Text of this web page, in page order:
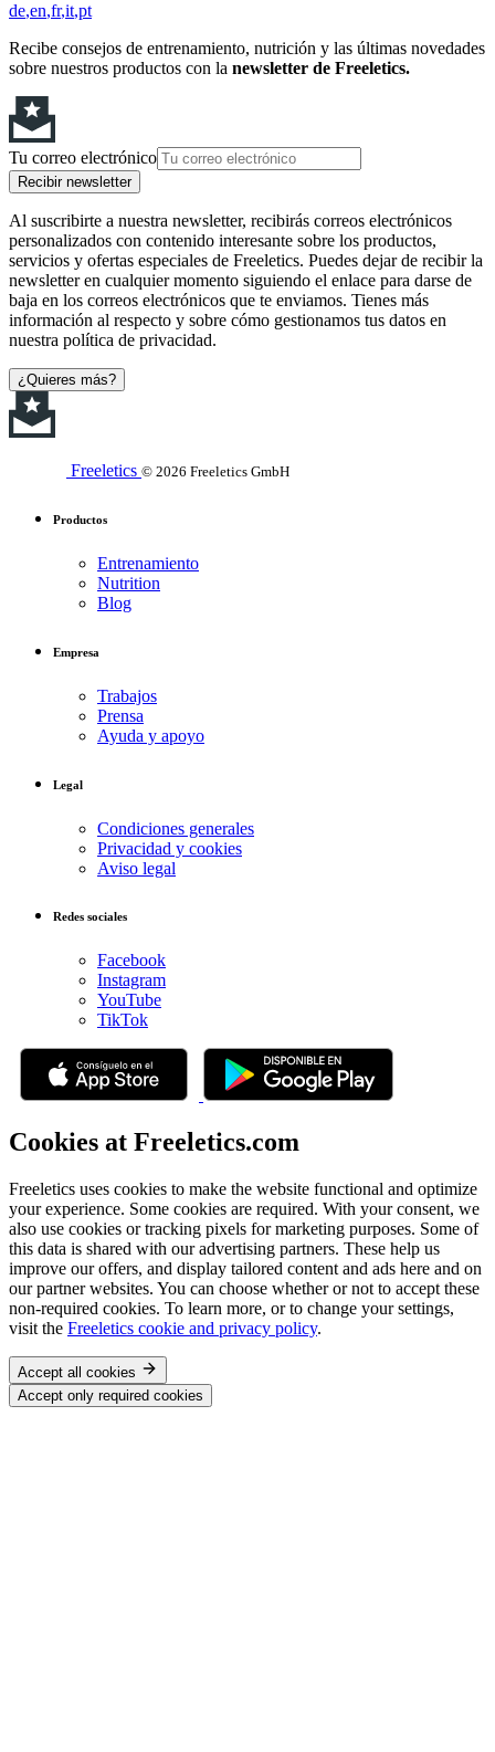
de en fr it pt
Recibe consejos de entrenamiento, nutrición y las últimas novedades
sobre nuestros productos con la newsletter de Freeletics.
Tu correo electrónico
Recibir newsletter
Al suscribirte a nuestra newsletter, recibirás correos electrónicos
personalizados con contenido interesante sobre los productos,
servicios y ofertas especiales de Freeletics. Puedes dejar de recibir la
newsletter en cualquier momento siguiendo el enlace para darse de
baja en los correos electrónicos que te enviamos. Tienes más
información al respecto y sobre cómo gestionamos tus datos en
nuestra política de privacidad.
¿Quieres más?
Freeletics © 2026 Freeletics GmbH
Productos
Entrenamiento
Nutrition
Blog
Empresa
Trabajos
Prensa
Ayuda y apoyo
Legal
Condiciones generales
Privacidad y cookies
Aviso legal
Redes sociales
Facebook
Instagram
YouTube
TikTok
Cookies at Freeletics.com
Freeletics uses cookies to make the website functional and optimize
your experience. Some cookies are required. With your consent, we
also use cookies or tracking pixels for marketing purposes. Some of
this data is shared with our advertising partners. These help us
improve our offers, and display tailored content and ads here and on
our partner websites. You can choose whether or not to accept these
non-required cookies. To learn more, or to change your settings,
visit the Freeletics cookie and privacy policy.
Accept all cookies
Accept only required cookies